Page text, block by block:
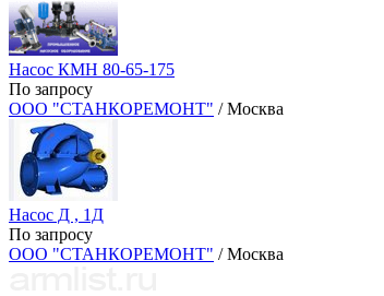
Насос КМН 80-65-175
По запросу
ООО "СТАНКОРЕМОНТ" / Москва
Насос Д , 1Д
По запросу
ООО "СТАНКОРЕМОНТ" / Москва